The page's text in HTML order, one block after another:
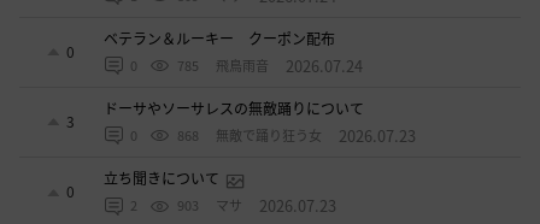
0
ベテラン＆ルーキー クーポン配布
0 785 飛鳥雨音 2026.07.24
3
ドーサやソーサレスの無敵踊りについて
0 868 無敵で踊り狂う女 2026.07.23
0
立ち聞きについて
2 903 マサ 2026.07.23